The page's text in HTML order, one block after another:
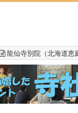
龍仙寺別院（北海道恵